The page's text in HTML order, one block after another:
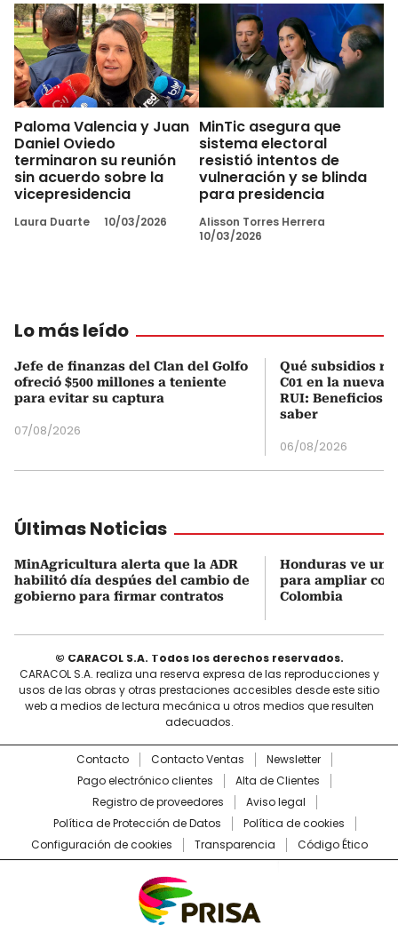
Paloma Valencia y Juan
Daniel Oviedo
terminaron su reunión
sin acuerdo sobre la
vicepresidencia
Laura Duarte 10/03/2026
MinTic asegura que
sistema electoral
resistió intentos de
vulneración y se blinda
para presidencia
Alisson Torres Herrera
10/03/2026
Lo más leído
Jefe de finanzas del Clan del Golfo
ofreció $500 millones a teniente
para evitar su captura
07/08/2026
Qué subsidios
C01 en la nueva
RUI: Beneficios
saber
06/08/2026
Últimas Noticias
MinAgricultura alerta que la ADR
habilitó día despúes del cambio de
gobierno para firmar contratos
Honduras ve
para ampliar
Colombia
© CARACOL S.A. Todos los derechos reservados.
CARACOL S.A. realiza una reserva expresa de las reproducciones y
usos de las obras y otras prestaciones accesibles desde este sitio
web a medios de lectura mecánica u otros medios que resulten
adecuados.
Contacto Contacto Ventas
Newsletter
Pago electrónico clientes
Alta de Clientes
Registro de proveedores
Aviso legal
Política de Protección de Datos
Política de cookies
Configuración de cookies
Transparencia Código Ético